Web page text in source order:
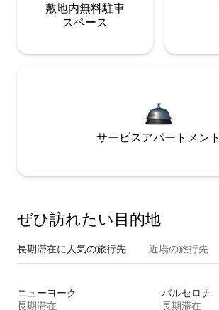
敷地内無料駐⁠車
ス⁠ペ⁠ー⁠ス
サービスアパートメント
ぜひ訪⁠れ⁠た⁠い目⁠的⁠地
長期滞在に人気の旅行先 近場の旅行先
ニューヨーク
長期滞在
バルセロナ
長期滞在